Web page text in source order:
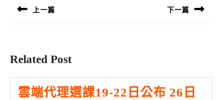
導
上一篇 下一篇
Related Post
雲端代理選課19-22日公布 26日